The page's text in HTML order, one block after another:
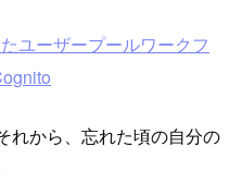
ユーザープールワークフ
れから、忘れた頃の自分の